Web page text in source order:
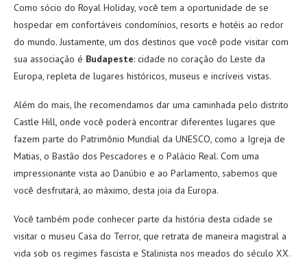
Como sócio do Royal Holiday, você tem a oportunidade de se
hospedar em confortáveis condomínios, resorts e hotéis ao redor
do mundo. Justamente, um dos destinos que você pode visitar com
sua associação é Budapeste: cidade no coração do Leste da
Europa, repleta de lugares históricos, museus e incríveis vistas.
Além do mais, lhe recomendamos dar uma caminhada pelo distrito
Castle Hill, onde você poderá encontrar diferentes lugares que
fazem parte do Patrimônio Mundial da UNESCO, como a Igreja de
Matias, o Bastão dos Pescadores e o Palácio Real. Com uma
impressionante vista ao Danúbio e ao Parlamento, sabemos que
você desfrutará, ao máximo, desta joia da Europa.
Você também pode conhecer parte da história desta cidade se
visitar o museu Casa do Terror, que retrata de maneira magistral a
vida sob os regimes fascista e Stalinista nos meados do século XX.